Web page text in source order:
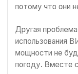
потому что они
Другая
использования
мощности не
погоду. Вместе